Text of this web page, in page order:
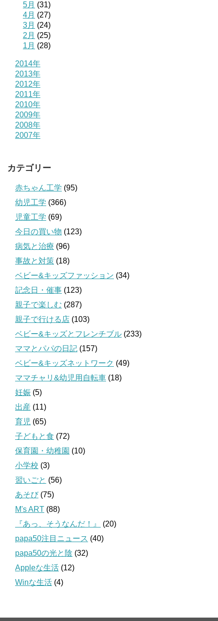
5月 (31)
4月 (27)
3月 (24)
2月 (25)
1月 (28)
2014年
2013年
2012年
2011年
2010年
2009年
2008年
2007年
カテゴリー
赤ちゃん工学 (95)
幼児工学 (366)
児童工学 (69)
今日の買い物 (123)
病気と治療 (96)
事故と対策 (18)
ベビー&キッズファッション (34)
記念日・催事 (123)
親子で楽しむ (287)
親子で行ける店 (103)
ベビー&キッズとフレンチブル (233)
ママとパパの日記 (157)
ベビー&キッズネットワーク (49)
ママチャリ&幼児用自転車 (18)
妊娠 (5)
出産 (11)
育児 (65)
子どもと食 (72)
保育園・幼稚園 (10)
小学校 (3)
習いごと (56)
あそび(75)
M's ART (88)
『あっ、そうなんだ！』
(20)
papa50注目ニュース (40)
papa50の光と陰 (32)
Appleな生活 (12)
Winな生活 (4)